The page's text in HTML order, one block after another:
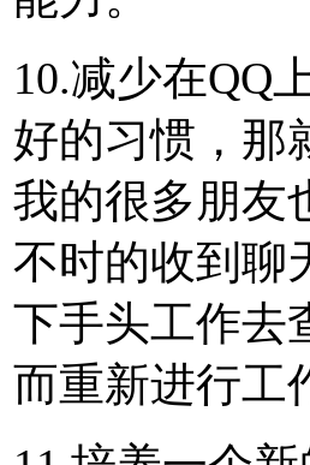
10.减少在QQ
好的习惯，那
我的很多朋友
不时的收到聊
下手头工作去
而重新进行工